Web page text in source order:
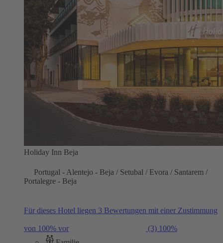
Holiday Inn Beja
Portugal - Alentejo - Beja / Setubal / Evora / Santarem /
Portalegre - Beja
Für dieses Hotel liegen 3 Bewertungen mit einer Zustimmung
von 100% vor (3) 100%